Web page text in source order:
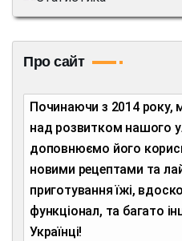
Про сайт
Починаючи з 2014 року, ми щоденно працюємо
над розвитком нашого
доповнюємо його
новими рецептами та
приготування їжі,
функціонал, та багато
Українці!